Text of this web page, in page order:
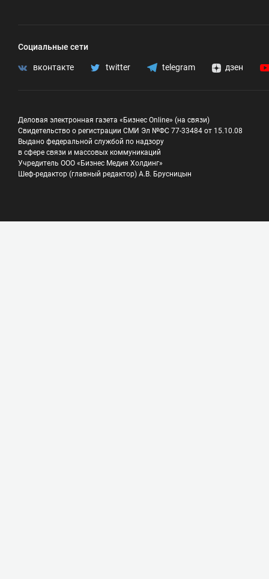
Социальные сети
вконтакте twitter telegram дзен
Деловая электронная газета «Бизнес Online» (на связи)
Свидетельство о регистрации СМИ Эл №ФС 77-33484 от 15.10.08
Выдано федеральной службой по надзору
в сфере связи и массовых коммуникаций
Учредитель ООО «Бизнес Медия Холдинг»
Шеф-редактор (главный редактор) А.В. Брусницын